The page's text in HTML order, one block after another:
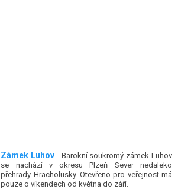
Zámek Luhov - Barokní soukromý zámek Luhov
se nachází v okresu Plzeň Sever nedaleko
přehrady Hracholusky. Otevřeno pro veřejnost má
pouze o víkendech od května do září.